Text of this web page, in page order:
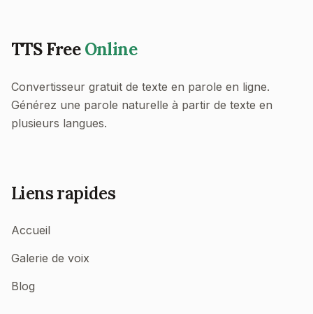
TTS FreeOnline
Convertisseur gratuit de texte en parole en ligne.
Générez une parole naturelle à partir de texte en
plusieurs langues.
Liens rapides
Accueil
Galerie de voix
Blog